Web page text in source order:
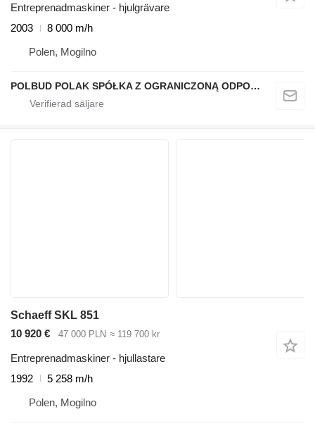
Entreprenadmaskiner - hjulgrävare
2003
8 000 m/h
Polen, Mogilno
POLBUD POLAK SPÓŁKA Z OGRANICZONĄ ODPOWIEDZIALNOŚCIĄ
Schaeff SKL 851
10 920 €
47 000 PLN ≈ 119 700 kr
Entreprenadmaskiner - hjullastare
1992
5 258 m/h
Polen, Mogilno